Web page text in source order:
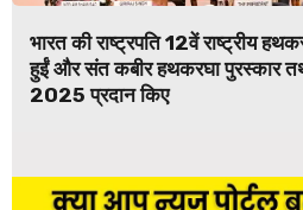
भारत की राष्ट्रपति 12वें राष्ट्रीय
हुईं और संत कबीर हथकरघा पुरस्कार
2025 प्रदान किए